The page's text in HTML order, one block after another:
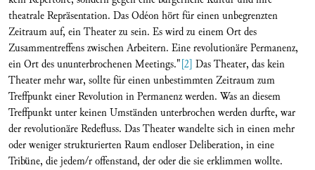
theatrale Repräsentation. Das Odéon hört für einen unbegrenzten
Zeitraum auf, ein Theater zu sein. Es wird zu einem Ort des
Zusammentreffens zwischen Arbeitern. Eine revolutionäre Permanenz,
ein Ort des ununterbrochenen Meetings."[2] Das Theater, das kein
Theater mehr war, sollte für einen unbestimmten Zeitraum zum
Treffpunkt einer Revolution in Permanenz werden. Was an diesem
Treffpunkt unter keinen Umständen unterbrochen werden durfte, war
der revolutionäre Redefluss. Das Theater wandelte sich in einen mehr
oder weniger strukturierten Raum endloser Deliberation, in eine
Tribüne, die jedem/r offenstand, der oder die sie erklimmen wollte.